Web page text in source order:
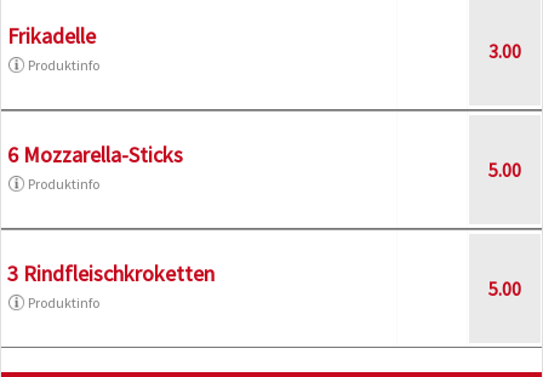
Frikadelle
Produktinfo
3.00
6 Mozzarella-Sticks
Produktinfo
5.00
3 Rindfleischkroketten
Produktinfo
5.00